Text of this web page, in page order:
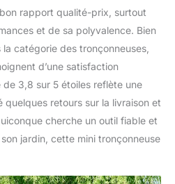
rapport qualité-prix, surtout
et de sa polyvalence. Bien
la catégorie des tronçonneuses,
d’une satisfaction
3,8 sur 5 étoiles reflète une
retours sur la livraison et
cherche un outil fiable et
jardin, cette mini tronçonneuse